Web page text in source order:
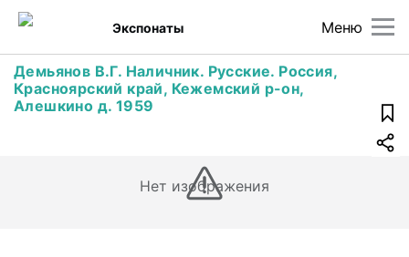
Меню
Экспонаты
Демьянов В.Г. Наличник. Русские. Россия,
Красноярский край, Кежемский р-он,
Алешкино д. 1959
Нет изображения